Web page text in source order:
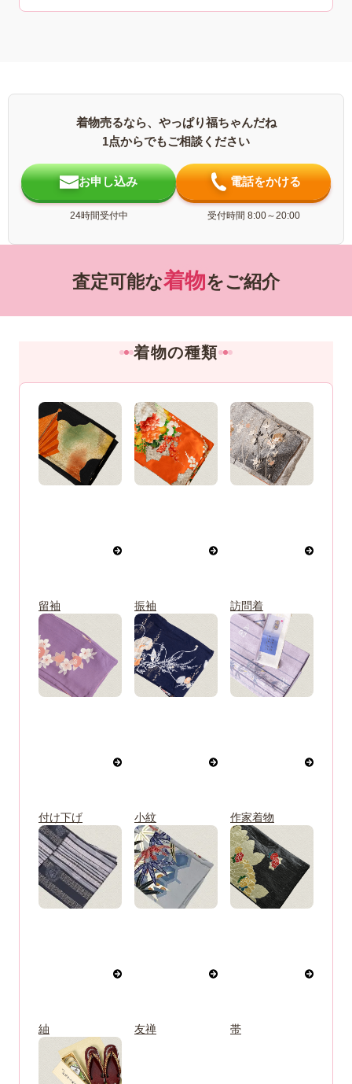
着物売るなら、やっぱり福ちゃんだね
1点からでもご相談ください
お申し込み
24時間受付中
電話をかける
受付時間 8:00～20:00
査定可能な着物をご紹介
着物の種類
留袖 振袖 訪問着
付け下げ 小紋 作家着物
紬 友禅 帯